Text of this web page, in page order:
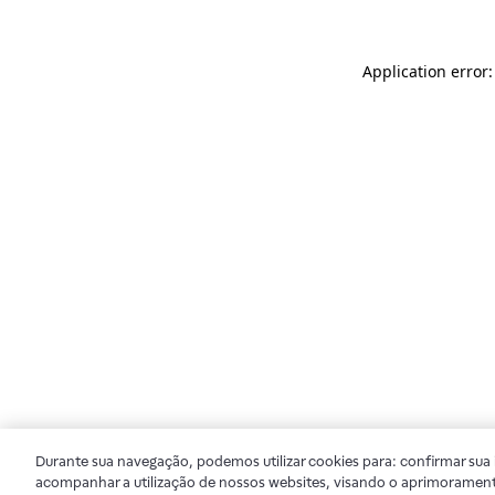
Application
Durante sua navegação, podemos utilizar cookies para: confirmar
acompanhar a utilização de nossos websites, visando o